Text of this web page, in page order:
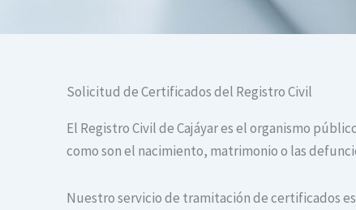
Solicitud de Certificados del Registro Civil
El Registro Civil de Cajáyar es el organismo
como son el nacimiento, matrimonio o las
Nuestro servicio de tramitación de certificados